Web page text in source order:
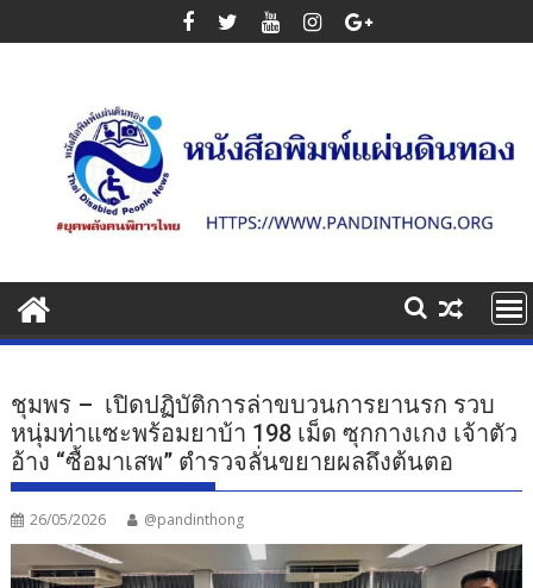
to
ชุมพร – เปิดปฏิบัติการล่าขบวนการยานรก รวบ
หนุ่มท่าแซะพร้อมยาบ้า 198 เม็ด ซุกกางเกง เจ้าตัว
อ้าง “ซื้อมาเสพ” ตำรวจลั่นขยายผลถึงต้นตอ
26/05/2026 @pandinthong